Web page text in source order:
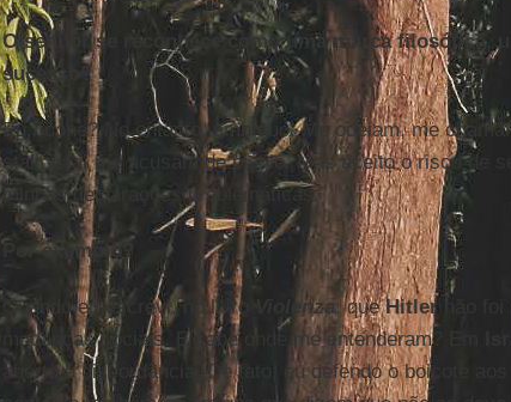
O senhor se reconhece como uma marca filosófica,
sucesso?
Eu, ícone? No entanto, ambíguo. Me odeiam, me
stalinista, me acusam de plágio. Mas aceito o risco de
minhas declarações problemáticas.
Por exemplo?
Quando eu escrevi, no livro Violenza, queHitler
não
mudanças sociais. E sabe onde me entenderam? Em
aberto à discordância. De fato, eu defendo o boicote